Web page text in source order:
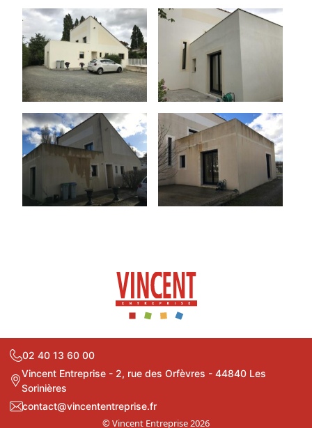
02 40 13 60 00
Vincent Entreprise - 2, rue des Orfèvres - 44840 Les
Sorinières
contact@vincententreprise.fr
© Vincent Entreprise 2026